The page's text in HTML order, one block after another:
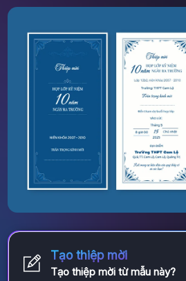
Tạo thiệp mời
Tạo thiệp mời từ mẫu này?